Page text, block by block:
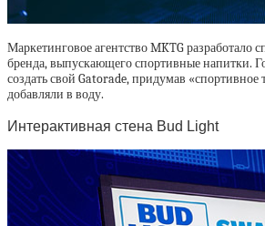
Маркетинговое агентство MKTG разработало
бренда, выпускающего спортивные напитки.
создать свой Gatorade, придумав «спортивное
добавляли в воду.
Интерактивная стена Bud Light